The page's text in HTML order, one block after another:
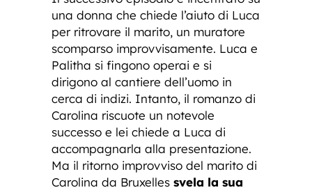
una donna che chiede l’aiuto di Luca
per ritrovare il marito, un muratore
scomparso improvvisamente. Luca e
Palitha si fingono operai e si
dirigono al cantiere dell’uomo in
cerca di indizi. Intanto, il romanzo di
Carolina riscuote un notevole
successo e lei chiede a Luca di
accompagnarla alla presentazione.
Ma il ritorno improvviso del marito di
Carolina da Bruxelles svela la sua